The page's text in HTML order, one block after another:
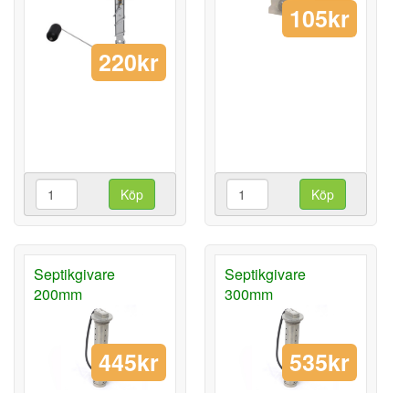
220kr
Köp
105kr
Köp
Septikgivare
200mm
445kr
Septikgivare
300mm
535kr